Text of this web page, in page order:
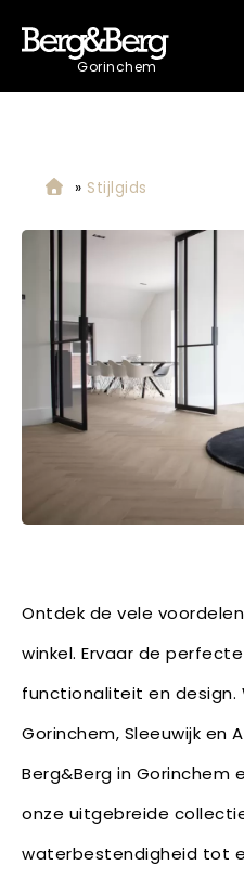
Gorinchem
» Stijlgids
Ontdek de vele
winkel. Ervaar de
functionaliteit en design.
Gorinchem, Sleeuwijk en
Berg&Berg in Gorinchem
onze uitgebreide
waterbestendigheid tot